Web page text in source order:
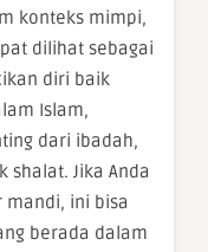
konteks mimpi,
dilihat sebagai
diri baik
Islam,
dari ibadah,
Jika Anda
ini bisa
berada dalam